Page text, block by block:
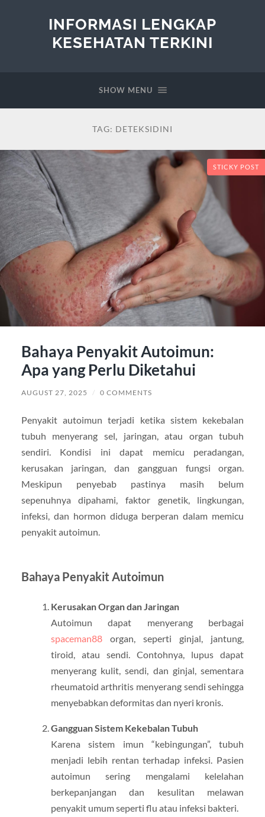
INFORMASI LENGKAP
KESEHATAN TERKINI
SHOW MENU
TAG: DETEKSIDINI
STICKY POST
Bahaya Penyakit Autoimun:
Apa yang Perlu Diketahui
AUGUST 27, 2025 / 0 COMMENTS
Penyakit autoimun terjadi ketika sistem kekebalan
tubuh menyerang sel, jaringan, atau organ tubuh
sendiri. Kondisi ini dapat memicu peradangan,
kerusakan jaringan, dan gangguan fungsi organ.
Meskipun penyebab pastinya masih belum
sepenuhnya dipahami, faktor genetik, lingkungan,
infeksi, dan hormon diduga berperan dalam memicu
penyakit autoimun.
Bahaya Penyakit Autoimun
Kerusakan Organ dan Jaringan
Autoimun dapat menyerang berbagai
spaceman88organ, seperti ginjal, jantung,
tiroid, atau sendi. Contohnya, lupus dapat
menyerang kulit, sendi, dan ginjal, sementara
rheumatoid arthritis menyerang sendi sehingga
menyebabkan deformitas dan nyeri kronis.
Gangguan Sistem Kekebalan Tubuh
Karena sistem imun “kebingungan”, tubuh
menjadi lebih rentan terhadap infeksi. Pasien
autoimun sering mengalami kelelahan
berkepanjangan dan kesulitan melawan
penyakit umum seperti flu atau infeksi bakteri.